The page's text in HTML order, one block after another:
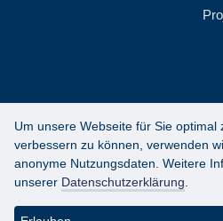
Datenschutzerklärung
Um unsere Webseite für Sie
verbessern zu können, verwenden
anonyme Nutzungsdaten. Weitere
unserer Datenschutzerklärung